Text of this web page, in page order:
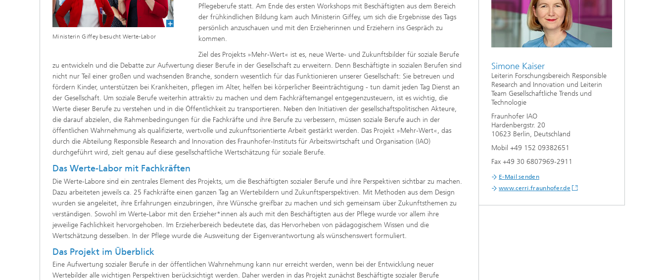
Ministerin Giffey besucht Werte-Labor
Pflegeberufe statt. Am Ende des ersten Workshops mit Beschäftigten aus dem Bereich
der frühkindlichen Bildung kam auch Ministerin Giffey, um sich die Ergebnisse des Tags
persönlich anzuschauen und mit den Erzieherinnen und Erziehern ins Gespräch zu
kommen.
Ziel des Projekts »Mehr-Wert« ist es, neue Werte- und Zukunftsbilder für soziale Berufe
zu entwickeln und die Debatte zur Aufwertung dieser Berufe in der Gesellschaft zu erweitern. Denn Beschäftigte in sozialen Berufen sind
nicht nur Teil einer großen und wachsenden Branche, sondern wesentlich für das Funktionieren unserer Gesellschaft: Sie betreuen und
fördern Kinder, unterstützen bei Krankheiten, pflegen im Alter, helfen bei körperlicher Beeinträchtigung - tun damit jeden Tag Dienst an
der Gesellschaft. Um soziale Berufe weiterhin attraktiv zu machen und dem Fachkräftemangel entgegenzusteuern, ist es wichtig, die
Werte dieser Berufe zu verstehen und in die Öffentlichkeit zu transportieren. Neben den Initiativen der gesellschaftspolitischen Akteure,
die darauf abzielen, die Rahmenbedingungen für die Fachkräfte und ihre Berufe zu verbessern, müssen soziale Berufe auch in der
öffentlichen Wahrnehmung als qualifizierte, wertvolle und zukunftsorientierte Arbeit gestärkt werden. Das Projekt »Mehr-Wert«, das
durch die Abteilung Responsible Research and Innovation des Fraunhofer-Instituts für Arbeitswirtschaft und Organisation (IAO)
durchgeführt wird, zielt genau auf diese gesellschaftliche Wertschätzung für soziale Berufe.
Das Werte-Labor mit Fachkräften
Die Werte-Labore sind ein zentrales Element des Projekts, um die Beschäftigten sozialer Berufe und ihre Perspektiven sichtbar zu machen.
Dazu arbeiteten jeweils ca. 25 Fachkräfte einen ganzen Tag an Wertebildern und Zukunftsperspektiven. Mit Methoden aus dem Design
wurden sie angeleitet, ihre Erfahrungen einzubringen, ihre Wünsche greifbar zu machen und sich gemeinsam über Zukunftsthemen zu
verständigen. Sowohl im Werte-Labor mit den Erzieher*innen als auch mit den Beschäftigten aus der Pflege wurde vor allem ihre
jeweilige Fachlichkeit hervorgehoben. Im Erzieherbereich bedeutete das, das Hervorheben von pädagogischem Wissen und die
Wertschätzung desselben. In der Pflege wurde die Ausweitung der Eigenverantwortung als wünschenswert formuliert.
Das Projekt im Überblick
Eine Aufwertung sozialer Berufe in der öffentlichen Wahrnehmung kann nur erreicht werden, wenn bei der Entwicklung neuer
Wertebilder alle wichtigen Perspektiven berücksichtigt werden. Daher werden in das Projekt zunächst Beschäftigte sozialer Berufe
Simone Kaiser
Leiterin Forschungsbereich Responsible
Research and Innovation und Leiterin
Team Gesellschaftliche Trends und
Technologie
Fraunhofer IAO
Hardenbergstr. 20
10623 Berlin, Deutschland
Mobil +49 152 09382651
Fax +49 30 6807969-2911
E-Mail senden
www.cerri.fraunhofer.de